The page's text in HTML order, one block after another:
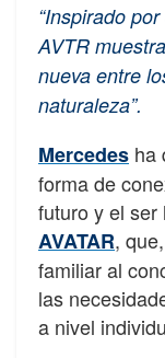
“Inspirado
AVTR
nueva entre
naturaleza”.
Mercedes ha
forma de
futuro y el ser
AVATAR,
familiar al
las
a nivel